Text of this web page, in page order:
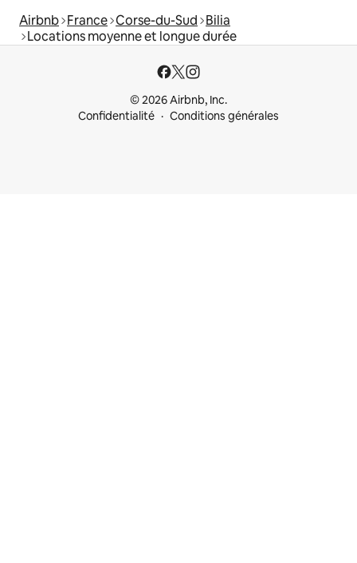
Airbnb France Corse-du-Sud Bilia
Locations moyenne et longue durée
© 2026 Airbnb, Inc.
Confidentialité
Conditions générales